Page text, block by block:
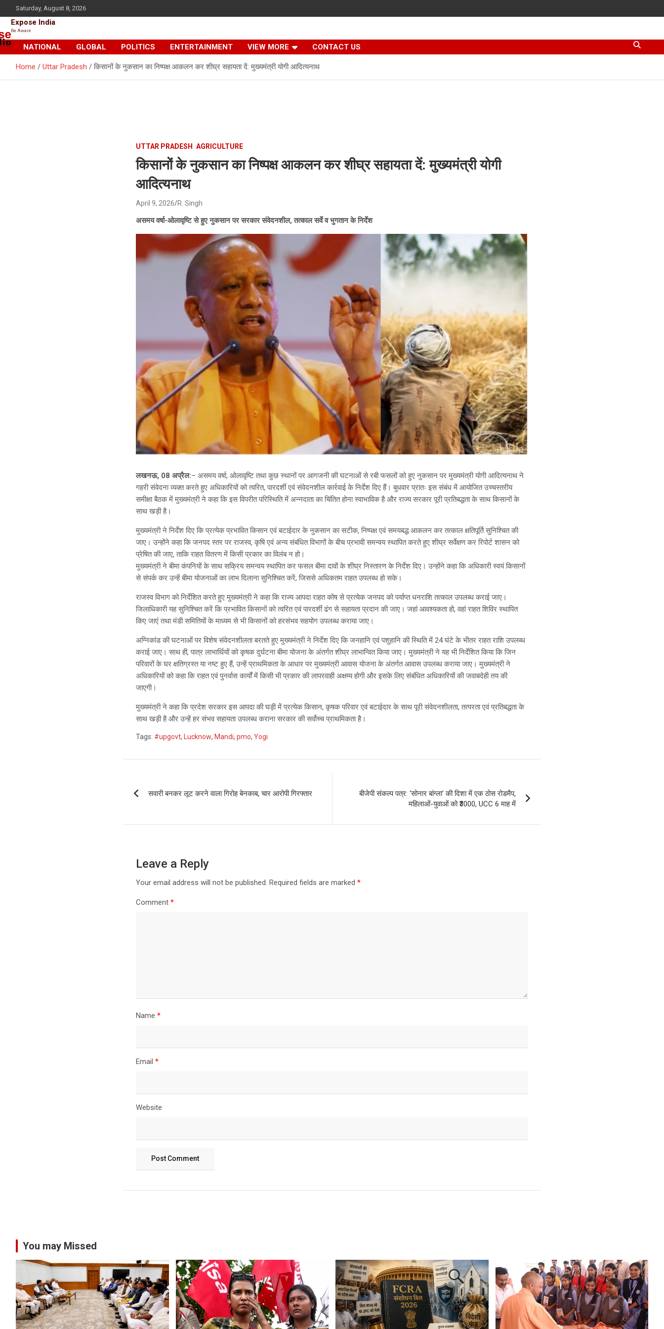
to
content
Saturday, August 8, 2026
Expose India
Be Aware
NATIONAL GLOBAL POLITICS ENTERTAINMENT VIEW MORE CONTACT US
Home Uttar Pradesh किसानों के नुकसान का निष्पक्ष आकलन कर शीघ्र सहायता दें: मुख्यमंत्री योगी आदित्यनाथ
UTTAR PRADESH AGRICULTURE
किसानों के नुकसान का निष्पक्ष आकलन कर शीघ्र सहायता दें: मुख्यमंत्री योगी
आदित्यनाथ
April 9, 2026 R. Singh
असमय वर्षा-ओलावृष्टि से हुए नुकसान पर सरकार संवेदनशील, तत्काल सर्वे व भुगतान के निर्देश
लखनऊ, 08 अप्रैल:– असमय वर्षा, ओलावृष्टि तथा कुछ स्थानों पर आगजनी की घटनाओं से रबी फसलों को हुए नुकसान पर मुख्यमंत्री योगी आदित्यनाथ ने
गहरी संवेदना व्यक्त करते हुए अधिकारियों को त्वरित, पारदर्शी एवं संवेदनशील कार्रवाई के निर्देश दिए हैं। बुधवार प्रातः इस संबंध में आयोजित उच्चस्तरीय
समीक्षा बैठक में मुख्यमंत्री ने कहा कि इस विपरीत परिस्थिति में अन्नदाता का चिंतित होना स्वाभाविक है और राज्य सरकार पूरी प्रतिबद्धता के साथ किसानों के
साथ खड़ी है।
मुख्यमंत्री ने निर्देश दिए कि प्रत्येक प्रभावित किसान एवं बटाईदार के नुकसान का सटीक, निष्पक्ष एवं समयबद्ध आकलन कर तत्काल क्षतिपूर्ति सुनिश्चित की
जाए। उन्होंने कहा कि जनपद स्तर पर राजस्व, कृषि एवं अन्य संबंधित विभागों के बीच प्रभावी समन्वय स्थापित करते हुए शीघ्र सर्वेक्षण कर रिपोर्ट शासन को
प्रेषित की जाए, ताकि राहत वितरण में किसी प्रकार का विलंब न हो।
मुख्यमंत्री ने बीमा कंपनियों के साथ सक्रिय समन्वय स्थापित कर फसल बीमा दावों के शीघ्र निस्तारण के निर्देश दिए। उन्होंने कहा कि अधिकारी स्वयं किसानों
से संपर्क कर उन्हें बीमा योजनाओं का लाभ दिलाना सुनिश्चित करें, जिससे अधिकतम राहत उपलब्ध हो सके।
राजस्व विभाग को निर्देशित करते हुए मुख्यमंत्री ने कहा कि राज्य आपदा राहत कोष से प्रत्येक जनपद को पर्याप्त धनराशि तत्काल उपलब्ध कराई जाए।
जिलाधिकारी यह सुनिश्चित करें कि प्रभावित किसानों को त्वरित एवं पारदर्शी ढंग से सहायता प्रदान की जाए। जहां आवश्यकता हो, वहां राहत शिविर स्थापित
किए जाएं तथा मंडी समितियों के माध्यम से भी किसानों को हरसंभव सहयोग उपलब्ध कराया जाए।
अग्निकांड की घटनाओं पर विशेष संवेदनशीलता बरतते हुए मुख्यमंत्री ने निर्देश दिए कि जनहानि एवं पशुहानि की स्थिति में 24 घंटे के भीतर राहत राशि उपलब्ध
कराई जाए। साथ ही, पात्र लाभार्थियों को कृषक दुर्घटना बीमा योजना के अंतर्गत शीघ्र लाभान्वित किया जाए। मुख्यमंत्री ने यह भी निर्देशित किया कि जिन
परिवारों के घर क्षतिग्रस्त या नष्ट हुए हैं, उन्हें प्राथमिकता के आधार पर मुख्यमंत्री आवास योजना के अंतर्गत आवास उपलब्ध कराया जाए। मुख्यमंत्री ने
अधिकारियों को कहा कि राहत एवं पुनर्वास कार्यों में किसी भी प्रकार की लापरवाही अक्षम्य होगी और इसके लिए संबंधित अधिकारियों की जवाबदेही तय की
जाएगी।
मुख्यमंत्री ने कहा कि प्रदेश सरकार इस आपदा की घड़ी में प्रत्येक किसान, कृषक परिवार एवं बटाईदार के साथ पूरी संवेदनशीलता, तत्परता एवं प्रतिबद्धता के
साथ खड़ी है और उन्हें हर संभव सहायता उपलब्ध कराना सरकार की सर्वोच्च प्राथमिकता है।
Tags: #upgovt, Lucknow, Mandi,pmo,Yogi
navigation
सवारी बनकर लूट करने वाला गिरोह बेनकाब, चार आरोपी गिरफ्तार
बीजेपी संकल्प पत्र: ‘सोनार बांग्ला’ की दिशा में एक ठोस रोडमैप,
महिलाओं-युवाओं को ₹3000, UCC 6 माह में
Leave a Reply
Your email address will not be published. Required fields are marked*
Comment*
Name*
Email*
Website
You may Missed